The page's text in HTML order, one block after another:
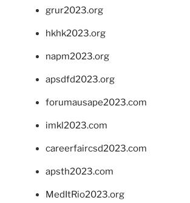
grur2023.org
hkhk2023.org
napm2023.org
apsdfd2023.org
forumausape2023.com
imkl2023.com
careerfaircsd2023.com
apsth2023.com
MedItRio2023.org